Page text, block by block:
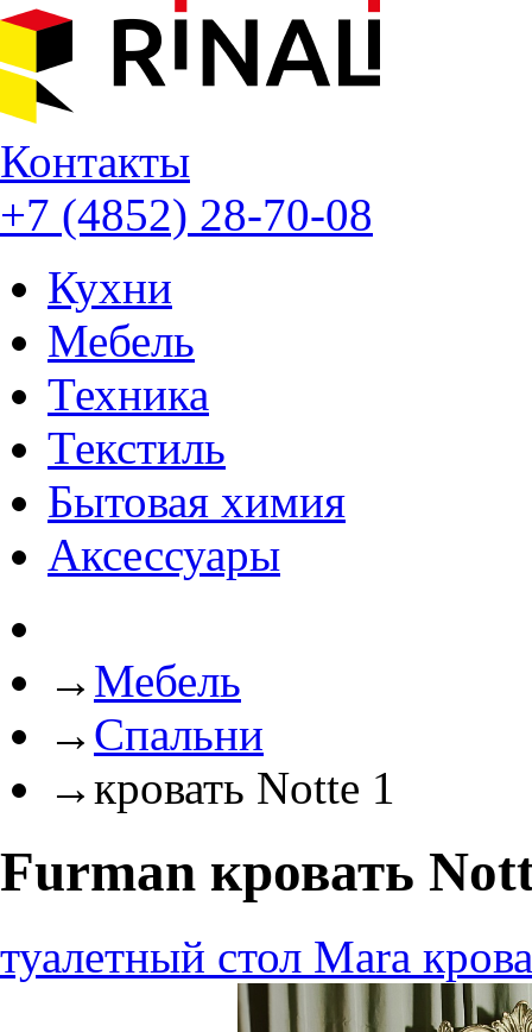
Контакты
+7 (4852) 28-70-08
Кухни
Мебель
Техника
Текстиль
Бытовая химия
Аксессуары
→ Мебель
→ Спальни
→кровать Notte 1
Furman кровать
туалетный стол Mara